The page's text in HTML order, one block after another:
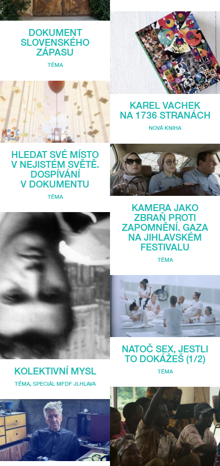
DOKUMENT
SLOVENSKÉHO
ZÁPASU
TÉMA
HLEDAT SVÉ MÍSTO
V NEJISTÉM SVĚTĚ.
DOSPÍVÁNÍ
V DOKUMENTU
TÉMA
KOLEKTIVNÍ MYSL
TÉMA, SPECIÁL MFDF JI.HLAVA
KAREL VACHEK
NA 1736 STRANÁCH
NOVÁ KNIHA
KAMERA JAKO
ZBRAŇ PROTI
ZAPOMNĚNÍ. GAZA
NA JIHLAVSKÉM
FESTIVALU
TÉMA
NATOČ SEX, JESTLI
TO DOKÁŽEŠ (1/2)
TÉMA